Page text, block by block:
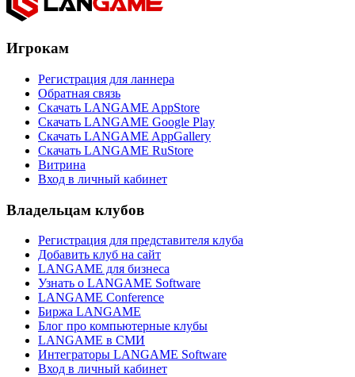
Игрокам
Регистрация для ланнера
Обратная связь
Скачать LANGAME AppStore
Скачать LANGAME Google Play
Скачать LANGAME AppGallery
Скачать LANGAME RuStore
Витрина
Вход в личный кабинет
Владельцам клубов
Регистрация для представителя клуба
Добавить клуб на сайт
LANGAME для бизнеса
Узнать о LANGAME Software
LANGAME Conference
Биржа LANGAME
Блог про компьютерные клубы
LANGAME в СМИ
Интеграторы LANGAME Software
Вход в личный кабинет